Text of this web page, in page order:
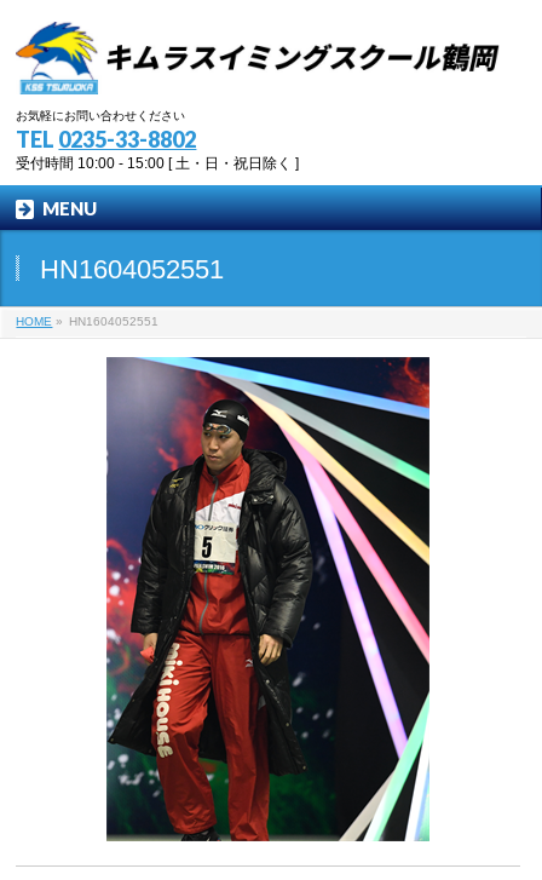
お気軽にお問い合わせください
TEL 0235-33-8802
受付時間 10:00 - 15:00 [ 土・日・祝日除く ]
MENU
HN1604052551
HOME » HN1604052551